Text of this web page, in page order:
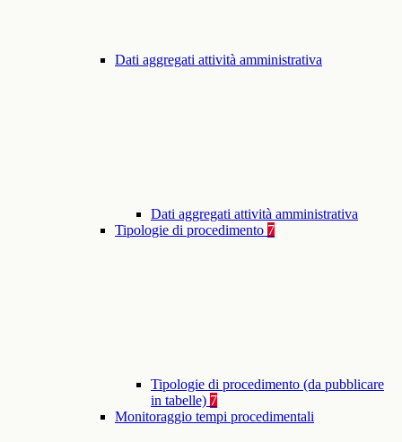
Dati aggregati attività amministrativa
Dati aggregati attività amministrativa
Tipologie di procedimento 7
Tipologie di procedimento (da pubblicare
in tabelle) 7
Monitoraggio tempi procedimentali